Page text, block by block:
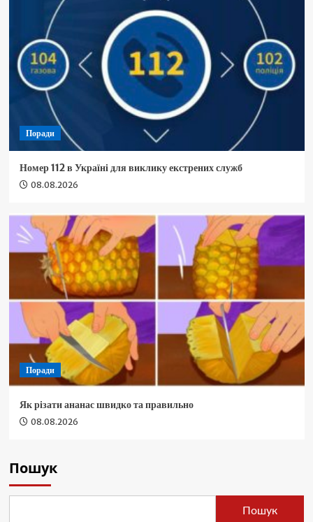
Поради
Номер 112 в Україні для виклику екстрених служб
08.08.2026
Поради
Як різати ананас швидко та правильно
08.08.2026
Пошук
Пошук